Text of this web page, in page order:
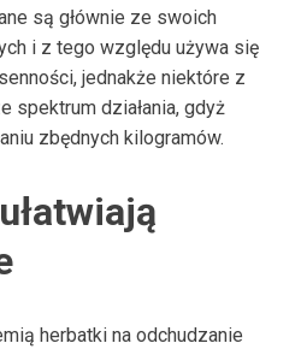
są głównie ze swoich
i z tego względu używa się
jednakże niektóre z
spektrum działania, gdyż
zbędnych kilogramów.
herbatki na odchudzanie